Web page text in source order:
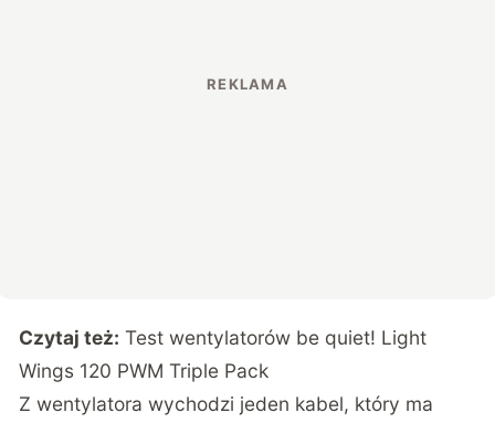
Czytaj też: Test wentylatorów be quiet! Light
Wings 120 PWM Triple Pack
Z wentylatora wychodzi jeden kabel, który ma